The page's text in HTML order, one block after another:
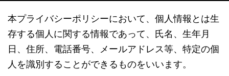
本プライバシーポリシーにおいて、個人情報とは生
存する個人に関する情報であって、氏名、生年月
日、住所、電話番号、メールアドレス等、特定の個
人を識別することができるものをいいます。